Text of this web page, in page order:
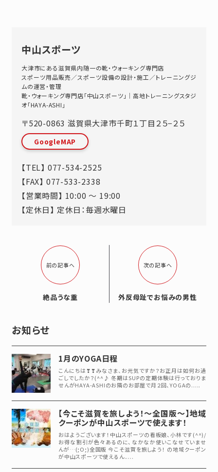
中山スポーツ
大津市にある滋賀県内随一の靴・ウォーキング専門店
スポーツ用品販売／スポーツ設備の設計・施工／トレーニングジ
ムの運営・管理
靴・ウォーキング専門店「中山スポーツ」｜高地トレーニングスタジ
オ「HAYA-ASHI」
〒520-0863 滋賀県大津市千町１丁目２５−２５
GoogleMAP
【TEL】 077-534-2525
【FAX】 077-533-2338
【営業時間】 10:00 ～ 19:00
【定休日】 定休日：毎週水曜日
前の記事へ
絶品うな重
次の記事へ
外反母趾でお悩みの男性
お知らせ
1月のYOGA日程
こんにちは❣❣みなさま、お元気ですか？お正月は如何お過
ごしでしたか？(^^♪ 冬期はSUPの定期体験は行っておりま
せんがHAYA-ASHIのお隣のお部屋で月２回、YOGAの.....
【今こそ滋賀を旅しよう！～全国版～】地域
クーポンが中山スポーツで使えます！
おはようございます！中山スポーツの看板娘、小林です(^^)/
お得な割引が色々あるのに、なかなか使いこなせていませ
んが…(;O;)全国版 今こそ滋賀を旅しよう！ の地域クーポン
が中山スポーツで使えるん.....